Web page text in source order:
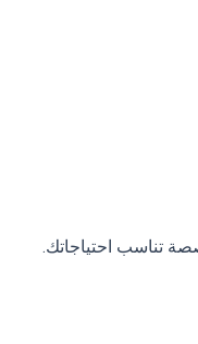
تناسب احتياجاتك.